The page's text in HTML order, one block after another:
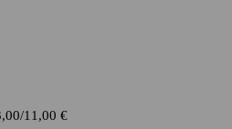
11,00 €